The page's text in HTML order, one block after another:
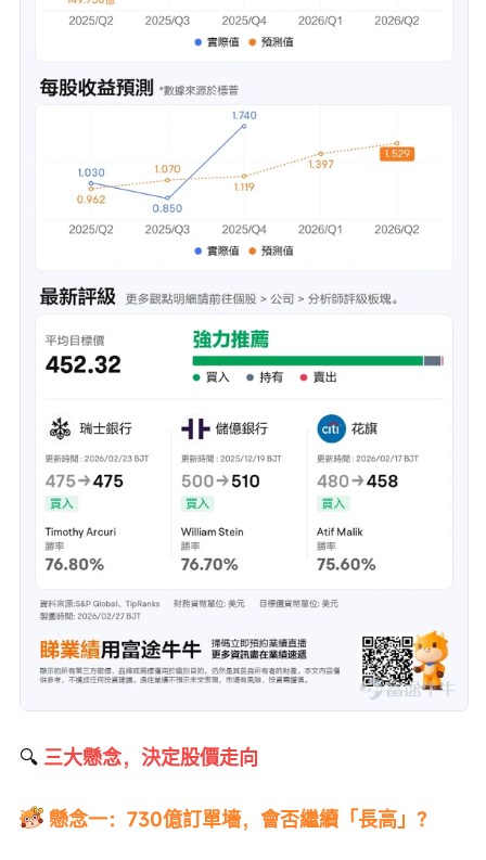
🔍 三大懸念，決定股價走向
懸念一：730億訂單墻，會否繼續「長高」？